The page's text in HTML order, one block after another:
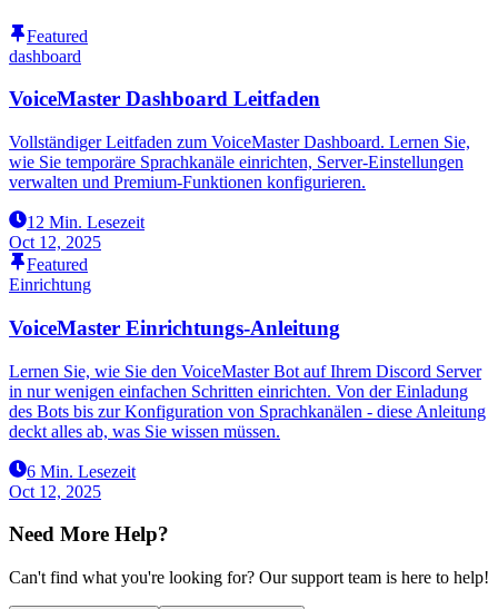
Featured
dashboard
VoiceMaster Dashboard Leitfaden
Vollständiger Leitfaden zum VoiceMaster Dashboard. Lernen Sie,
wie Sie temporäre Sprachkanäle einrichten, Server-Einstellungen
verwalten und Premium-Funktionen konfigurieren.
12 Min. Lesezeit
Oct 12, 2025
Featured
Einrichtung
VoiceMaster Einrichtungs-Anleitung
Lernen Sie, wie Sie den VoiceMaster Bot auf Ihrem Discord Server
in nur wenigen einfachen Schritten einrichten. Von der Einladung
des Bots bis zur Konfiguration von Sprachkanälen - diese Anleitung
deckt alles ab, was Sie wissen müssen.
6 Min. Lesezeit
Oct 12, 2025
Need More Help?
Can't find what you're looking for? Our support team is here to help!